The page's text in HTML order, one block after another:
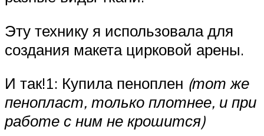
Эту технику я использовала для
создания макета цирковой арены.
И так!1: Купила пеноплен (тот же
пенопласт, только плотнее, и при
работе с ним не крошится)